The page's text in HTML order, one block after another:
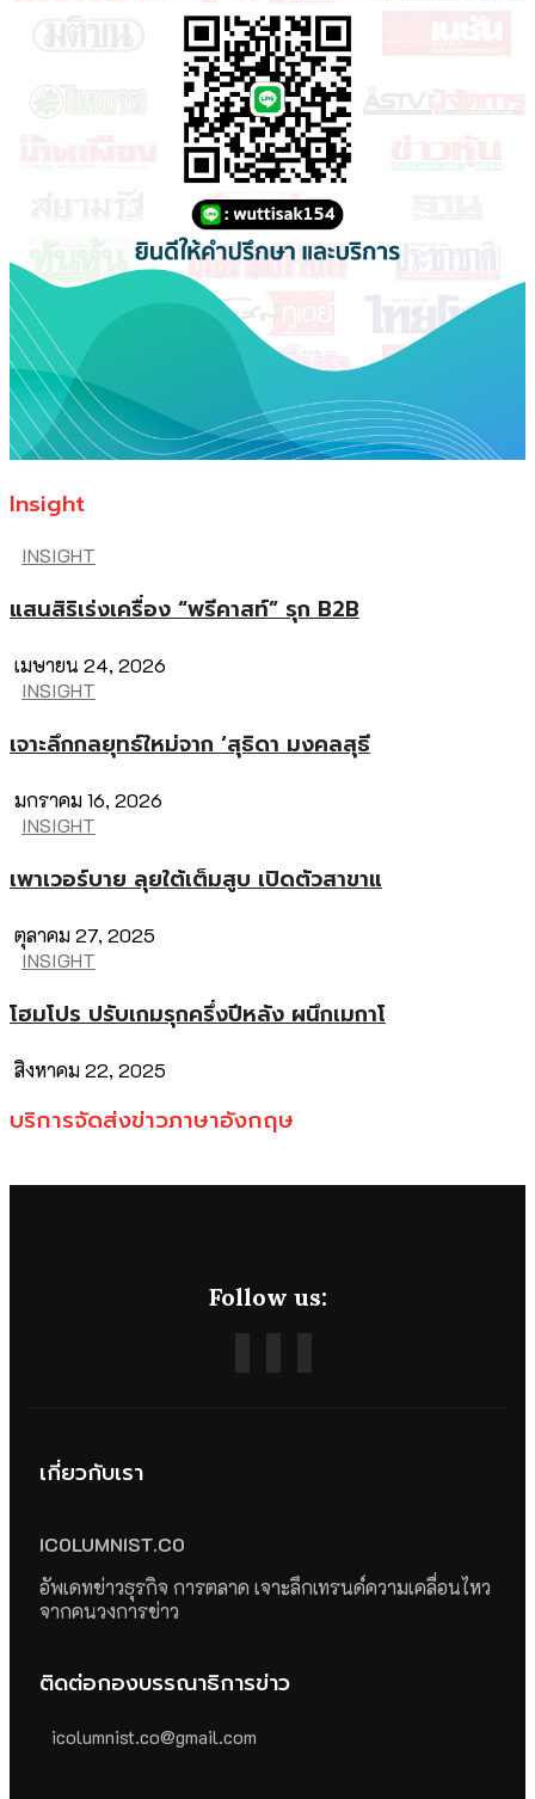
Insight
INSIGHT
แสนสิริเร่งเครื่อง “พรีคาสท์” รุก B2B
เมษายน 24, 2026
INSIGHT
เจาะลึกกลยุทธ์ใหม่จาก ‘สุธิดา มงคลสุธี
มกราคม 16, 2026
INSIGHT
เพาเวอร์บาย ลุยใต้เต็มสูบ เปิดตัวสาขาแ
ตุลาคม 27, 2025
INSIGHT
โฮมโปร ปรับเกมรุกครึ่งปีหลัง ผนึกเมกาโ
สิงหาคม 22, 2025
บริการจัดส่งข่าวภาษาอังกฤษ
Follow us:
เกี่ยวกับเรา
ICOLUMNIST.CO
อัพเดทข่าวธุรกิจ การตลาด เจาะลึกเทรนด์ความเคลื่อนไหว
จากคนวงการข่าว
ติดต่อกองบรรณาธิการข่าว
icolumnist.co@gmail.com